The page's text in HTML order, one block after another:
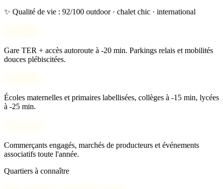
✨ Qualité de vie : 92/100 outdoor · chalet chic · international
Gare TER + accès autoroute à -20 min. Parkings relais et mobilités
douces plébiscitées.
Écoles maternelles et primaires labellisées, collèges à -15 min, lycées
à -25 min.
Commerçants engagés, marchés de producteurs et événements
associatifs toute l'année.
Quartiers à connaître